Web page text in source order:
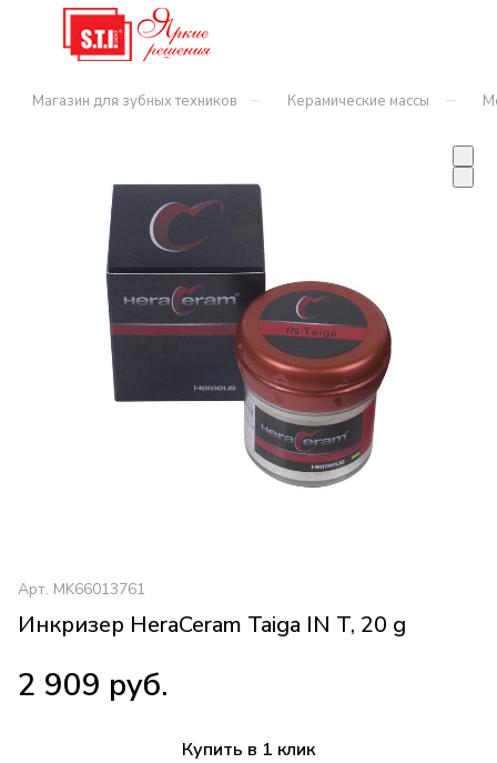
Магазин для зубных техников – Керамические массы –
Арт. MK66013761
Инкризер HeraCeram Taiga IN T, 20 g
2 909 руб.
Купить в 1 клик